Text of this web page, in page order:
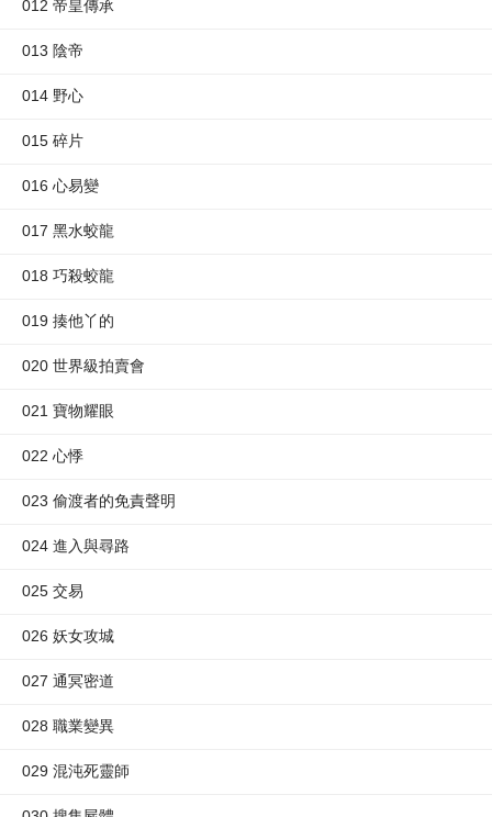
012 帝皇傳承
013 陰帝
014 野心
015 碎片
016 心易變
017 黑水蛟龍
018 巧殺蛟龍
019 揍他丫的
020 世界級拍賣會
021 寶物耀眼
022 心悸
023 偷渡者的免責聲明
024 進入與尋路
025 交易
026 妖女攻城
027 通冥密道
028 職業變異
029 混沌死靈師